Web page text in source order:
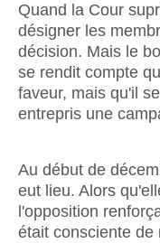
Quand la Cour
désigner les
décision. Mais le
se rendit compte
faveur, mais qu'il
entrepris une
Au début de
eut lieu. Alors
l'opposition
était consciente de